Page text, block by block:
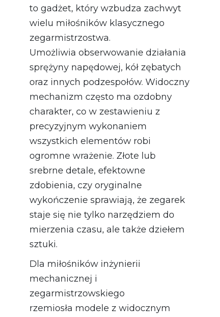
to gadżet, który wzbudza zachwyt
wielu miłośników klasycznego
zegarmistrzostwa.
Umożliwia obserwowanie działania
sprężyny napędowej, kół zębatych
oraz innych podzespołów. Widoczny
mechanizm często ma ozdobny
charakter, co w zestawieniu z
precyzyjnym wykonaniem
wszystkich elementów robi
ogromne wrażenie. Złote lub
srebrne detale, efektowne
zdobienia, czy oryginalne
wykończenie sprawiają, że zegarek
staje się nie tylko narzędziem do
mierzenia czasu, ale także dziełem
sztuki.
Dla miłośników inżynierii
mechanicznej i
zegarmistrzowskiego
rzemiosła modele z widocznym